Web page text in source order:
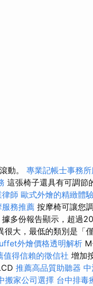
動。 專業記帳士事務所
這張椅子還具有可調節
師 歐式外燴的精緻體
務推薦 按摩椅可讓您
多份報告顯示，超過
很大，最低的類別是「
外燴價格透明解析
值得信賴的徵信社 增加
推薦高品質助聽器
搬家公司選擇 台中排毒